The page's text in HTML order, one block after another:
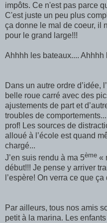
impôts. Ce n'est pas parce
C'est juste un peu plus
ça donne le mal de coeur, il
pour le grand large!!!
Ahhhh les bateaux.... Ahhhh
Dans un autre ordre d’idée,
belle roue carré avec des
ajustements de part et
troubles de
prof! Les sources de
alloué à l’école est quand
chargé...
J’en suis rendu à ma 5ème «
début!!! Je pense y arriver
l’espère! On verra ce que
Par ailleurs, tous nos amis
petit à la marina. Les